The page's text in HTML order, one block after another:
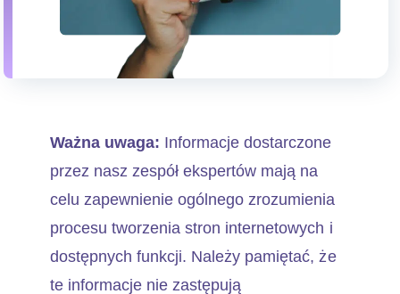
Ważna uwaga: Informacje dostarczone
przez nasz zespół ekspertów mają na
celu zapewnienie ogólnego zrozumienia
procesu tworzenia stron internetowych i
dostępnych funkcji. Należy pamiętać, że
te informacje nie zastępują